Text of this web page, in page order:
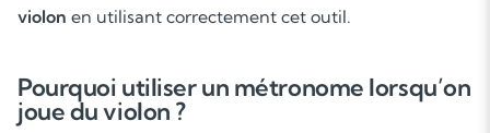
violon en utilisant correctement cet outil.
Pourquoi utiliser un métronome lorsqu’on
joue du violon ?